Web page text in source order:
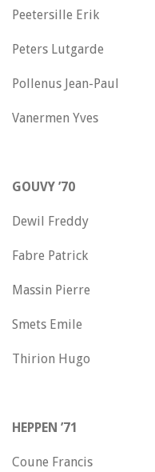
Peetersille Erik
Peters Lutgarde
Pollenus Jean-
Vanermen Yves
GOUVY ’70
Dewil Freddy
Fabre Patrick
Massin Pierre
Smets Emile
Thirion Hugo
HEPPEN ’71
Coune Francis